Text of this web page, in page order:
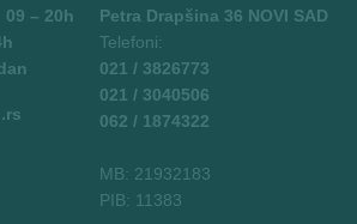
– 20h
Petra Drapšina 36 NOVI SAD
Telefoni:
021 / 3826773
021 / 3040506
062 / 1874322
MB: 21932183
PIB: 11383